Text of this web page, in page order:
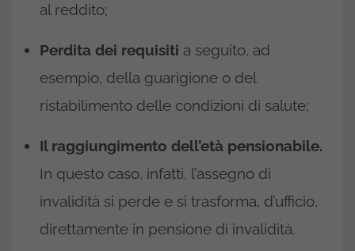
al reddito;
Perdita dei requisiti a seguito, ad
esempio, della guarigione o del
ristabilimento delle condizioni di salute;
Il raggiungimento dell’età pensionabile.
In questo caso, infatti, l’assegno di
invalidità si perde e si trasforma, d’ufficio,
direttamente in pensione di invalidità.